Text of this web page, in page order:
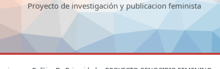
Proyecto de investigación y publicacion feminista